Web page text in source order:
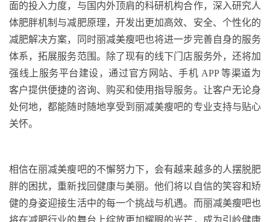
面的投入力度，与国内外顶肩的科研机构合作，深入研究人
体肥胖机制与减肥原理，开发出更加高效、安全、个性化的
减肥解决方案，同时丽减美瘦吧也将进一步完善自身的服务
体系，拓展服务范围。除了现有的线下门店服务外，还将加
强线上服务平台建设，通过官方网站、手机 APP等渠道为
客户提供便捷的咨询、购买和使用指导服务。让客户无论身
处何地，都能随时随地享受到丽减美瘦吧的专业支持与贴心
关怀。
相信在丽减美瘦吧的不懈努力下，会有越来越多的人摆脱肥
胖的困扰，重新找回健康与美丽。他们将以自信的笑容和矫
健的身姿迎接生活中的每一个挑战与机遇。而丽减美瘦吧也